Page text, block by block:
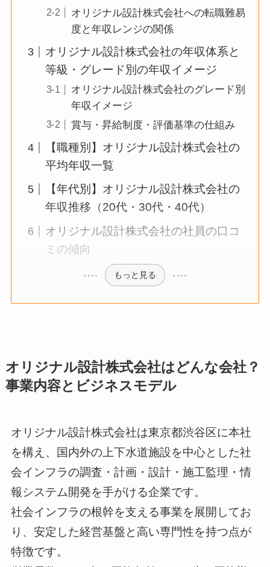
オリジナル設計株式会社への転職難易
度と年収レンジの関係
オリジナル設計株式会社の年収体系と
等級・グレード別の年収イメージ
オリジナル設計株式会社のグレード別
年収イメージ
賞与・昇給制度・評価基準の仕組み
【職種別】オリジナル設計株式会社の
平均年収一覧
【年代別】オリジナル設計株式会社の
年収推移（20代・30代・40代）
オリジナル設計株式会社の社員の口コ
ミの傾向
もっと見る
オリジナル設計株式会社はどんな会社？
事業内容とビジネスモデル
オリジナル設計株式会社は東京都渋谷区に本社
を構え、国内外の上下水道施設を中心とした社
会インフラの調査・計画・設計・施工監理・情
報システム開発を手がける企業です。
社会インフラの根幹を支える事業を展開してお
り、安定した経営基盤と高い専門性を持つ点が
特徴です。